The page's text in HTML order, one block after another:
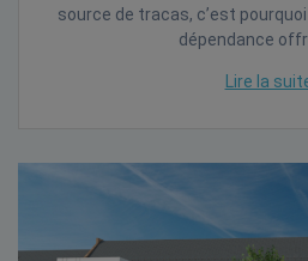
source de tracas, c’est
dépendance
Lire la